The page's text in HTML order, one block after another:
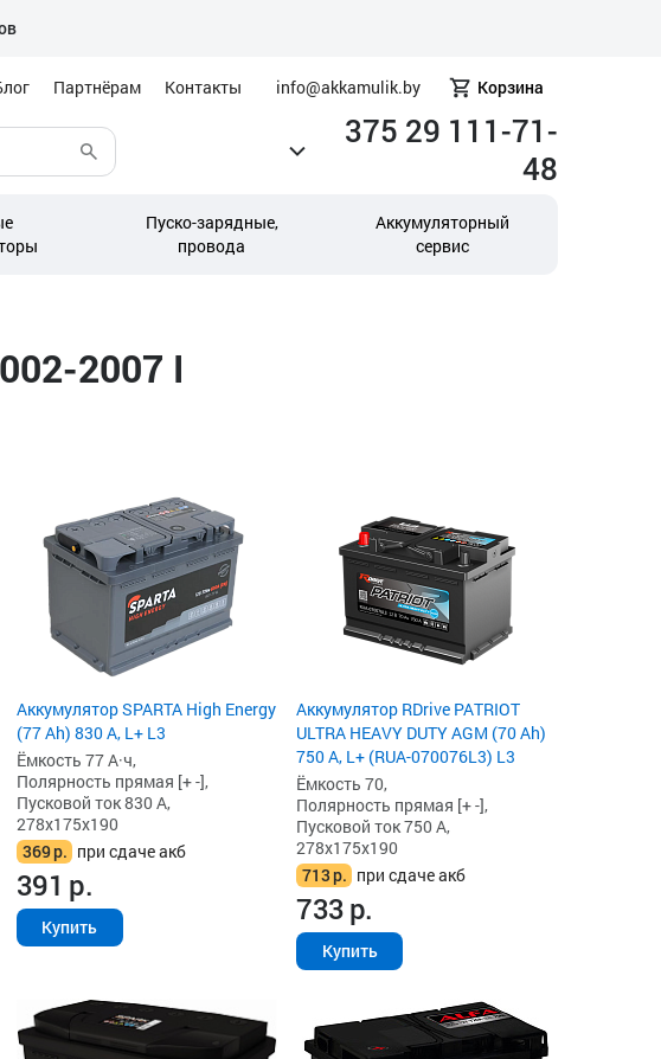
Партнёрам Контакты info@akkamulik.by Корзина
375 29 111-71-
48
Пуско-зарядные,
провода
Аккумуляторный
сервис
2007 I
Аккумулятор SPARTA High Energy
(77 Ah) 830 А, L+ L3
Ёмкость 77 А·ч,
Полярность прямая [+ -],
Пусковой ток 830 А,
278x175x190
369р. при сдаче акб
391 р.
Купить
Аккумулятор RDrive PATRIOT
ULTRA HEAVY DUTY AGM (70 Ah)
750 А, L+ (RUA-070076L3) L3
Ёмкость 70,
Полярность прямая [+ -],
Пусковой ток 750 А,
278x175x190
713р. при сдаче акб
733р.
Купить